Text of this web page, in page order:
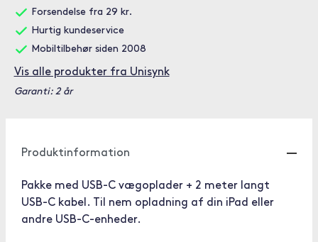
Forsendelse fra 29 kr.
Hurtig kundeservice
Mobiltilbehør siden 2008
Vis alle produkter fra Unisynk
Garanti: 2 år
Produktinformation
Pakke med USB-C vægoplader + 2 meter langt
USB-C kabel. Til nem opladning af din iPad eller
andre USB-C-enheder.